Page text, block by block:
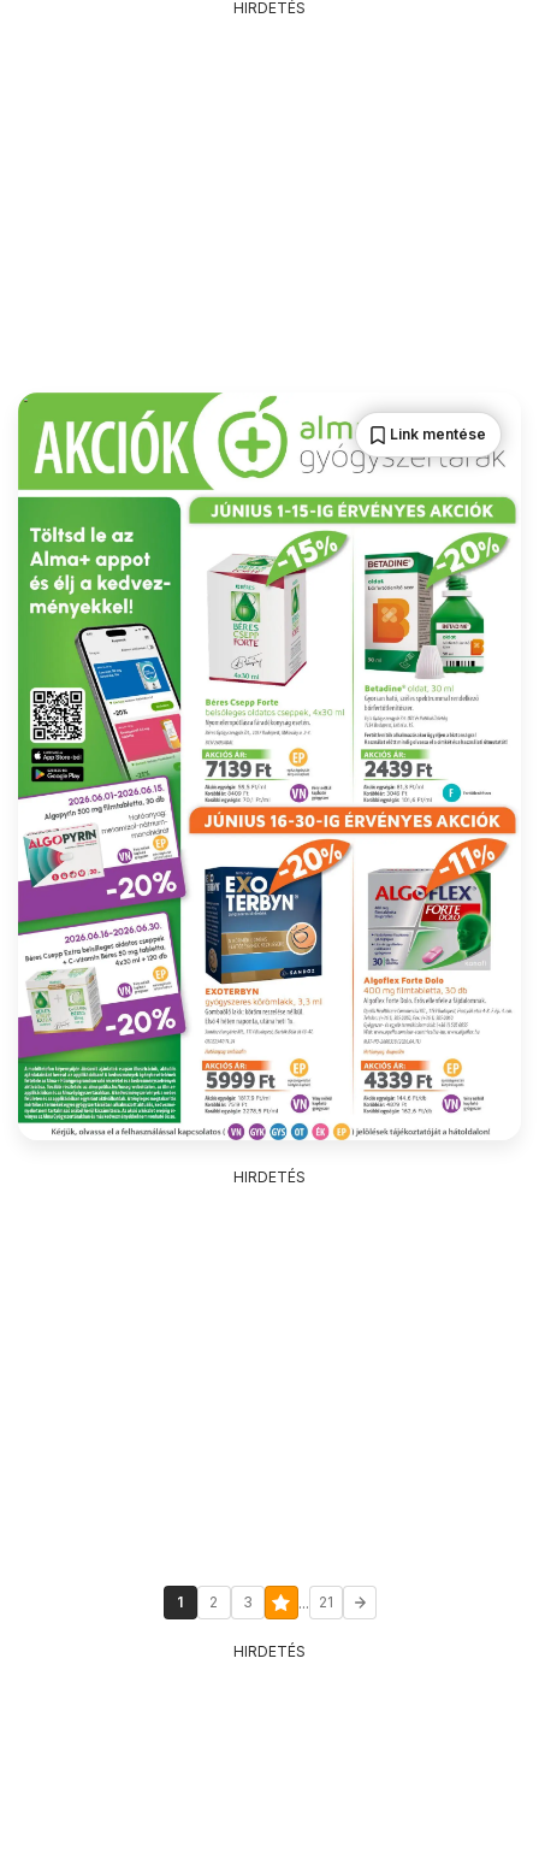
HIRDETÉS
Link mentése
HIRDETÉS
1 2 3 ... 21
HIRDETÉS